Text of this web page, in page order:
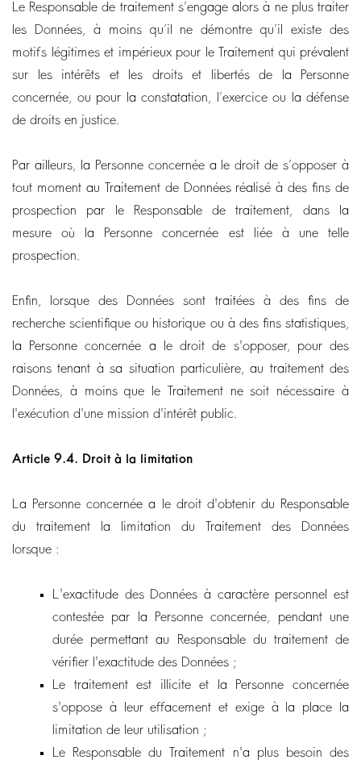
Le Responsable de traitement s’engage alors à ne plus traiter
les Données, à moins qu’il ne démontre qu’il existe des
motifs légitimes et impérieux pour le Traitement qui prévalent
sur les intérêts et les droits et libertés de la Personne
concernée, ou pour la constatation, l’exercice ou la défense
de droits en justice.
Par ailleurs, la Personne concernée a le droit de s’opposer à
tout moment au Traitement de Données réalisé à des fins de
prospection par le Responsable de traitement, dans la
mesure où la Personne concernée est liée à une telle
prospection.
Enfin, lorsque des Données sont traitées à des fins de
recherche scientifique ou historique ou à des fins statistiques,
la Personne concernée a le droit de s'opposer, pour des
raisons tenant à sa situation particulière, au traitement des
Données, à moins que le Traitement ne soit nécessaire à
l'exécution d'une mission d'intérêt public.
Article 9.4. Droit à la limitation
La Personne concernée a le droit d'obtenir du Responsable
du traitement la limitation du Traitement des Données
lorsque :
L'exactitude des Données à caractère personnel est
contestée par la Personne concernée, pendant une
durée permettant au Responsable du traitement de
vérifier l'exactitude des Données ;
Le traitement est illicite et la Personne concernée
s'oppose à leur effacement et exige à la place la
limitation de leur utilisation ;
Le Responsable du Traitement n'a plus besoin des